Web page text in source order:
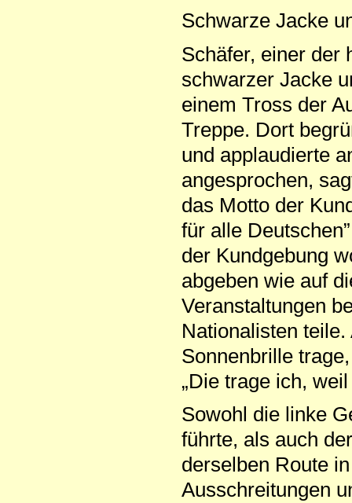
Schwarze Jacke
Schäfer, einer der
schwarzer Jacke
einem Tross der
Treppe. Dort
und applaudierte
angesprochen,
das Motto der
für alle
der Kundgebung
abgeben wie auf
Veranstaltungen
Nationalisten
Sonnenbrille
„Die trage ich,
Sowohl die linke
führte, als auch
derselben Route
Ausschreitungen